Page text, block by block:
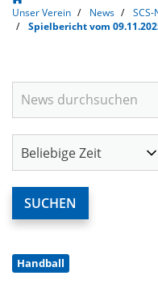
Unser Verein News
SCS-
Spielbericht vom
Handball